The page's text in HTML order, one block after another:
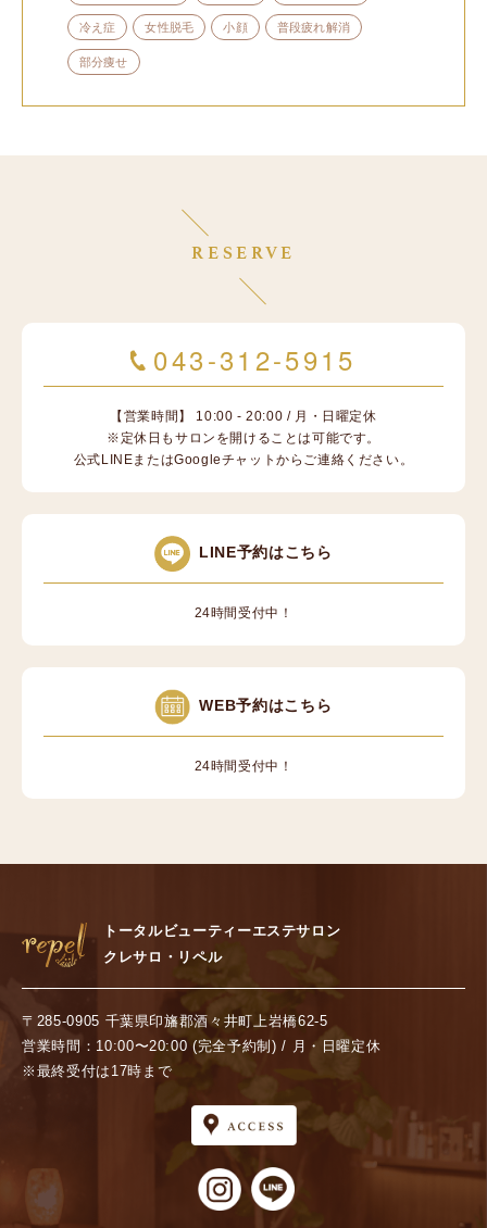
冷え症 女性脱毛 小顔 普段疲れ解消
部分痩せ
RESERVE
043-312-5915
【営業時間】 10:00 - 20:00 / 月・日曜定休
※定休日もサロンを開けることは可能です。
公式LINEまたはGoogleチャットからご連絡ください。
LINE予約はこちら
24時間受付中！
WEB予約はこちら
24時間受付中！
トータルビューティーエステサロン
クレサロ・リペル
〒285-0905 千葉県印旛郡酒々井町上岩橋62-5
営業時間：10:00〜20:00 (完全予約制) / 月・日曜定休
※最終受付は17時まで